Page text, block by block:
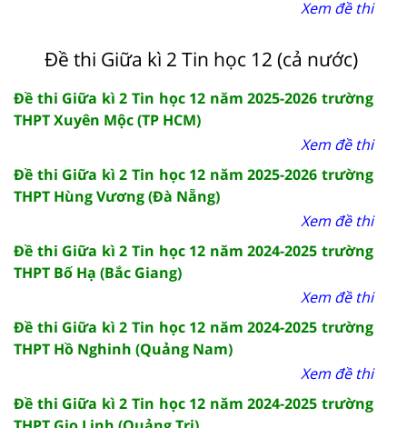
Xem đề thi
Đề thi Giữa kì 2 Tin học 12 (cả nước)
Đề thi Giữa kì 2 Tin học 12 năm 2025-2026 trường
THPT Xuyên Mộc (TP HCM)
Xem đề thi
Đề thi Giữa kì 2 Tin học 12 năm 2025-2026 trường
THPT Hùng Vương (Đà Nẵng)
Xem đề thi
Đề thi Giữa kì 2 Tin học 12 năm 2024-2025 trường
THPT Bố Hạ (Bắc Giang)
Xem đề thi
Đề thi Giữa kì 2 Tin học 12 năm 2024-2025 trường
THPT Hồ Nghinh (Quảng Nam)
Xem đề thi
Đề thi Giữa kì 2 Tin học 12 năm 2024-2025 trường